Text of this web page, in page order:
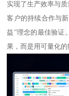
实现了生产效率与质
客户的持续合作与
益”理念的最佳验证
果，而是用可量化的